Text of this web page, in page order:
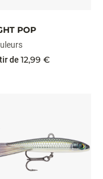
POP
de 12,99 €